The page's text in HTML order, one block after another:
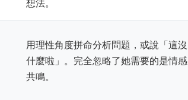
想法。
用理性角度拼命分析問題，或說「這沒
什麼啦」。完全忽略了她需要的是情感
共鳴。